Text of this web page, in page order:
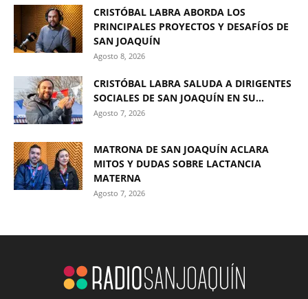
CRISTÓBAL LABRA ABORDA LOS
PRINCIPALES PROYECTOS Y DESAFÍOS DE
SAN JOAQUÍN
Agosto 8, 2026
CRISTÓBAL LABRA SALUDA A DIRIGENTES
SOCIALES DE SAN JOAQUÍN EN SU...
Agosto 7, 2026
MATRONA DE SAN JOAQUÍN ACLARA
MITOS Y DUDAS SOBRE LACTANCIA
MATERNA
Agosto 7, 2026